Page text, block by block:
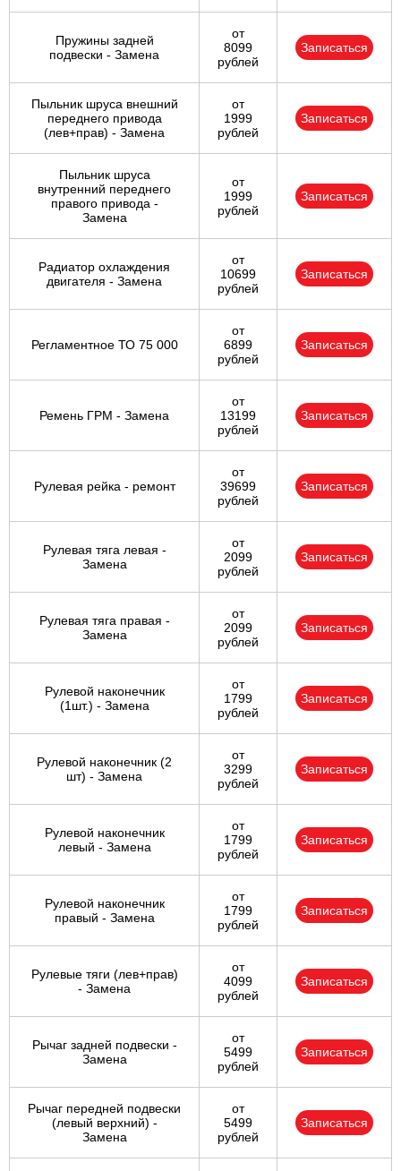
Пружины задней
подвески - Замена
от
8099
рублей
Записаться
Пыльник шруса внешний
переднего привода
(лев+прав) - Замена
от
1999
рублей
Записаться
Пыльник шруса
внутренний переднего
правого привода -
Замена
от
1999
рублей
Записаться
Радиатор охлаждения
двигателя - Замена
от
10699
рублей
Записаться
Регламентное ТО 75 000
от
6899
рублей
Записаться
Ремень ГРМ - Замена
от
13199
рублей
Записаться
Рулевая рейка - ремонт
от
39699
рублей
Записаться
Рулевая тяга левая -
Замена
от
2099
рублей
Записаться
Рулевая тяга правая -
Замена
от
2099
рублей
Записаться
Рулевой наконечник
(1шт.) - Замена
от
1799
рублей
Записаться
Рулевой наконечник (2
шт) - Замена
от
3299
рублей
Записаться
Рулевой наконечник
левый - Замена
от
1799
рублей
Записаться
Рулевой наконечник
правый - Замена
от
1799
рублей
Записаться
Рулевые тяги (лев+прав)
- Замена
от
4099
рублей
Записаться
Рычаг задней подвески -
Замена
от
5499
рублей
Записаться
Рычаг передней подвески
(левый верхний) -
Замена
от
5499
рублей
Записаться